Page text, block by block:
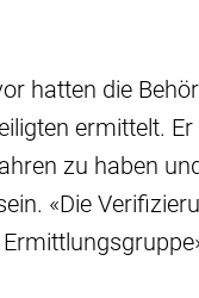
hatten die
ermittelt.
zu haben
«Die